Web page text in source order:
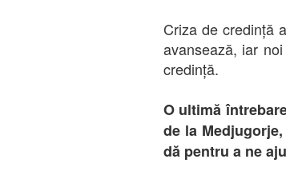
Criza de credință
avansează, iar
credință.
O ultimă
de la
dă pentru a ne